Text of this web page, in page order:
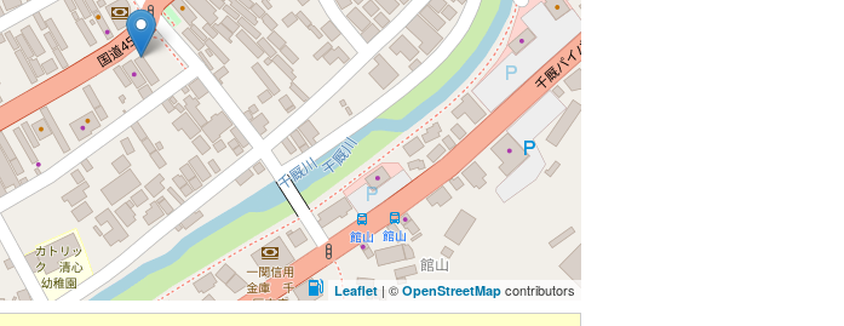
Leaflet | © OpenStreetMap contributors